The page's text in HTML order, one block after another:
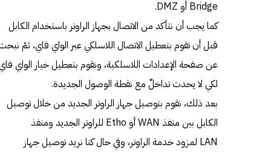
Bridge أو DMZ.
كما يجب أن نتأكد من الاتصال بجهاز الراوتر باستخدام الكابل
قبل أن تقوم بتعطيل الاتصال اللاسلكي عبر الواي فاي، ثمّ
عن صفحة الإعدادات اللاسلكية، ونقوم بتعطيل خيار الواي
لكي لا يحدث تداخلٌ مع نقطة الوصول الجديدة.
بعد ذلك، نقوم بتوصيل جهاز الراوتر الجديد من خلال توصيل
الكابل بين منفذ WAN أو Etho للراوتر الجديد ومنفذ
LAN لمزود خدمة الراوتر، وفي حال كنا نريد توصيل جهاز